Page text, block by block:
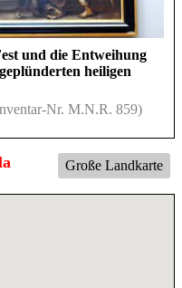
und die Entweihung
heiligen
Nr. M.N.R. 859)
Große Landkarte